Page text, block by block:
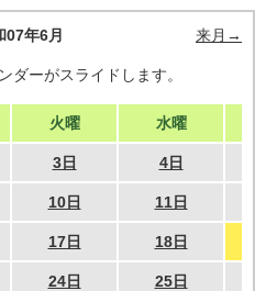
07年6月 来月→
ーがスライドします。
火曜 水曜
3日 4日
10日 11日
17日 18日
24日 25日